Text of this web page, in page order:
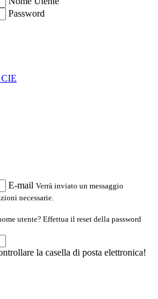
Password
E-mail Verrà inviato un messaggio
necessarie.
utente? Effettua il reset della password
la casella di posta elettronica!